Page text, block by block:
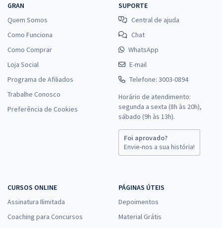
GRAN
Quem Somos
Como Funciona
Como Comprar
Loja Social
Programa de Afiliados
Trabalhe Conosco
Preferência de Cookies
SUPORTE
Central de ajuda
Chat
WhatsApp
E-mail
Telefone: 3003-0894
Horário de atendimento:
segunda a sexta (8h às 20h),
sábado (9h às 13h).
Foi aprovado?
Envie-nos a sua história!
CURSOS ONLINE
Assinatura Ilimitada
Coaching para Concursos
PÁGINAS ÚTEIS
Depoimentos
Material Grátis